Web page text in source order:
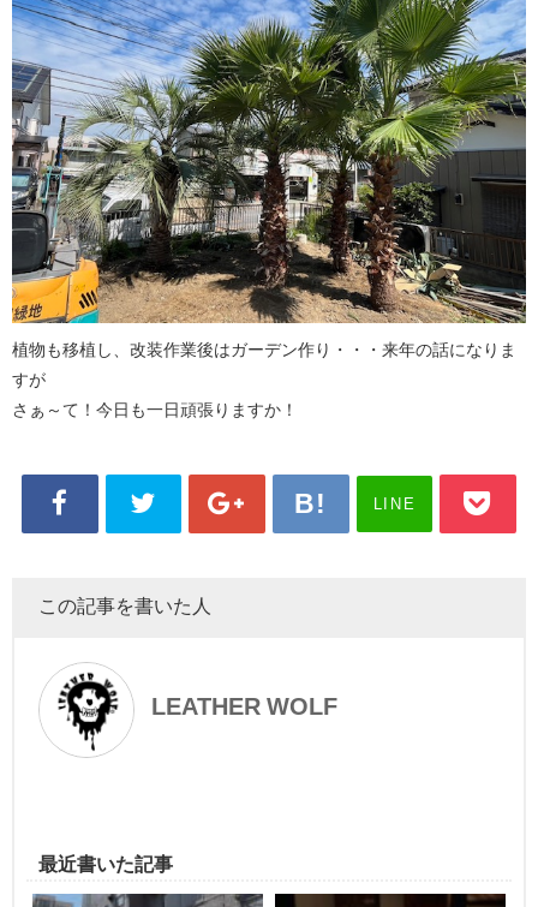
植物も移植し、改装作業後はガーデン作り・・・来年の話になりま
すが
さぁ～て！今日も一日頑張りますか！
LINE
この記事を書いた人
LEATHER WOLF
最近書いた記事